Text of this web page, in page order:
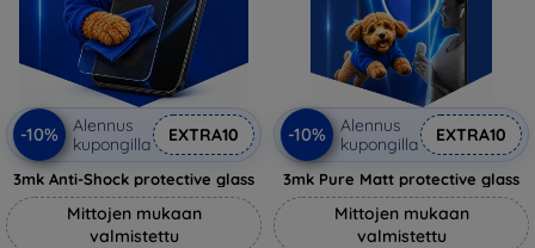
-10%
Alennus
kupongilla
EXTRA10
3mk Anti-Shock protective glass
Mittojen mukaan
valmistettu
-10%
Alennus
kupongilla
EXTRA10
3mk Pure Matt protective glass
Mittojen mukaan
valmistettu